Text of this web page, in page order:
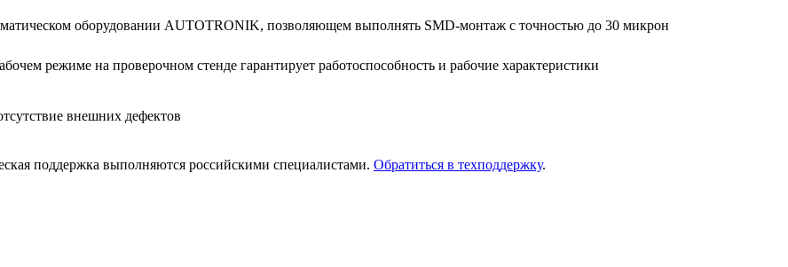
обо­ру­до­ва­нии AUTOTRONIK, поз­во­ля­ю­щем вы­пол­нять SMD-мон­таж с точ­но­стью до 30 мик­рон
ре­жи­ме на про­ве­роч­ном стен­де га­ран­ти­ру­ет ра­бо­то­спо­соб­ность и ра­бо­чие ха­рак­те­ри­сти­ки
внеш­них де­фек­тов
под­держ­ка вы­пол­ня­ют­ся рос­сий­ски­ми спе­ци­а­ли­ста­ми. Об­ра­тить­ся в тех­под­держ­ку.